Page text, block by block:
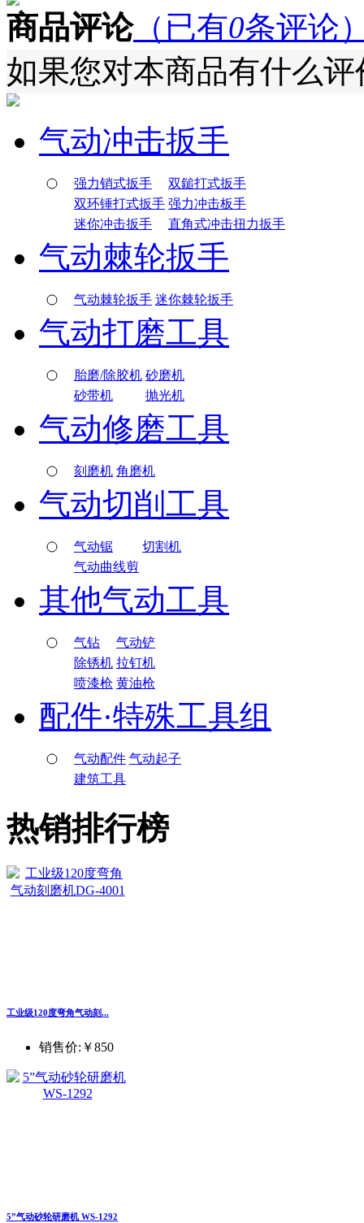
商品评论（已有0条评论
如果您对本商品有什么
气动冲击扳手
强力销式扳手
双鎚打式扳手
双环锤打式扳手 强力冲击板手
迷你冲击扳手
直角式冲击扭力扳手
气动棘轮扳手
气动棘轮扳手 迷你棘轮扳手
气动打磨工具
胎磨/除胶机 砂磨机
砂带机
抛光机
气动修磨工具
刻磨机 角磨机
气动切削工具
气动锯
切割机
气动曲线剪
其他气动工具
气钻
气动铲
除锈机 拉钉机
喷漆枪 黄油枪
配件·特殊工具组
气动配件 气动起子
建筑工具
热销排行榜
工业级120度弯角气动刻...
销售价: ￥850
5”气动砂轮研磨机 WS-1292